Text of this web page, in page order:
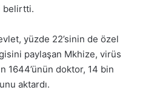
belirtti.
yüzde 22’sinin de özel
paylaşan Mkhize, virüs
1644’ünün doktor, 14 bin
aktardı.